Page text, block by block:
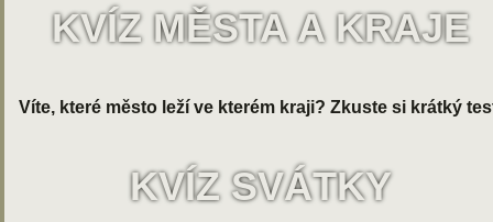
KVÍZ MĚSTA A KRAJE
Víte, které město leží ve kterém kraji? Zkuste si krátký
KVÍZ SVÁTKY